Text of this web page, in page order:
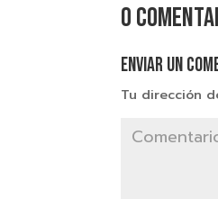
0
Enviar un
Tu dirección